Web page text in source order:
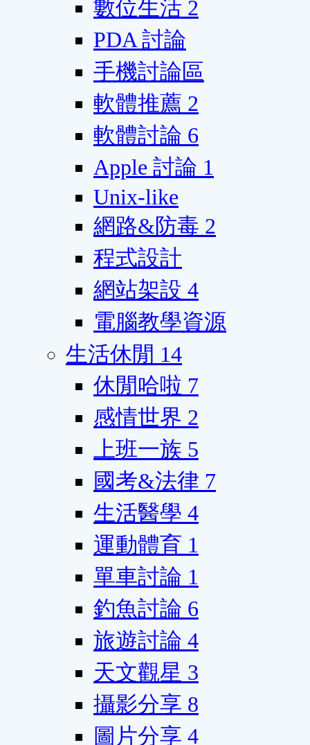
數位生活 2
PDA 討論
手機討論區
軟體推薦 2
軟體討論 6
Apple 討論 1
Unix-like
網路&防毒 2
程式設計
網站架設 4
電腦教學資源
生活休閒 14
休閒哈啦 7
感情世界 2
上班一族 5
國考&法律 7
生活醫學 4
運動體育 1
單車討論 1
釣魚討論 6
旅遊討論 4
天文觀星 3
攝影分享 8
圖片分享 4